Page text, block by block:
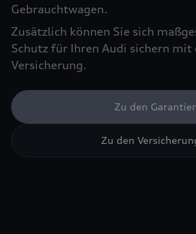
Gebrauchtwagen.
Zusätzlich können Sie sich
Schutz für Ihren Audi sichern mit
Versicherung.
Zu den
Zu den